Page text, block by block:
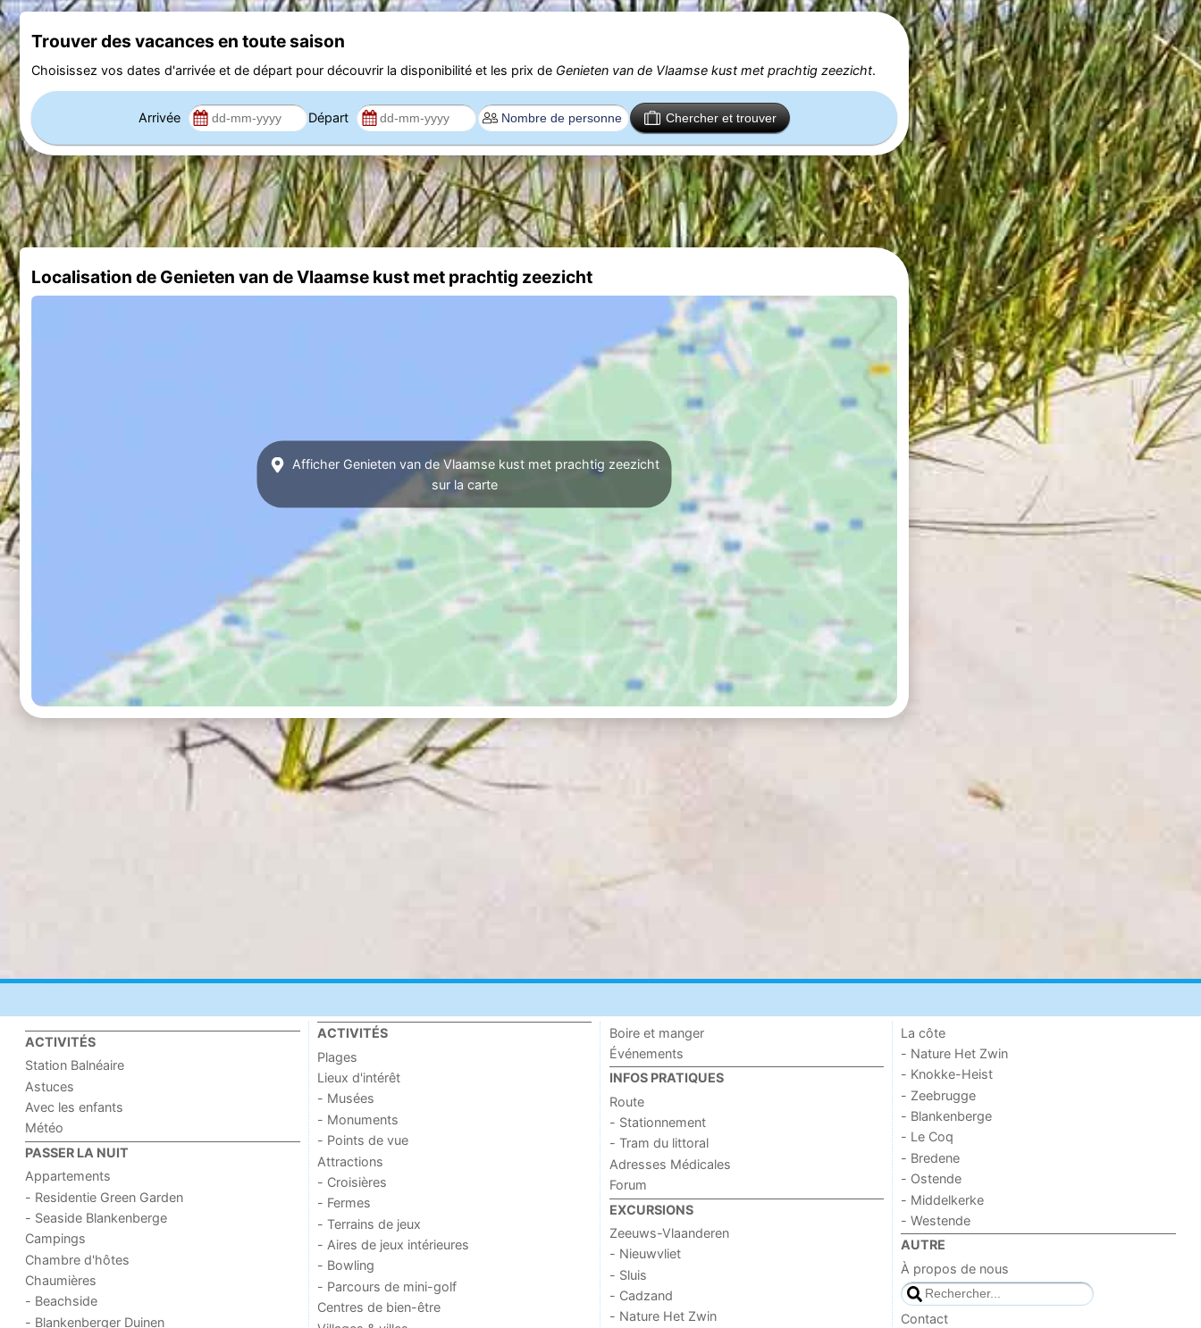
Trouver des vacances en toute saison
Choisissez vos dates d'arrivée et de départ pour découvrir la disponibilité et les prix de Genieten van de Vlaamse kust met prachtig zeezicht.
Arrivée Départ Chercher et trouver
Localisation de Genieten van de Vlaamse kust met prachtig zeezicht
Afficher Genieten van de Vlaamse kust met prachtig zeezicht
sur la carte
ACTIVITÉS
Station Balnéaire
Astuces
Avec les enfants
Météo
PASSER LA NUIT
Appartements
- Residentie Green Garden
- Seaside Blankenberge
Campings
Chambre d'hôtes
Chaumières
- Beachside
- Blankenberger Duinen
ACTIVITÉS
Plages
Lieux d'intérêt
- Musées
- Monuments
- Points de vue
Attractions
- Croisières
- Fermes
- Terrains de jeux
- Aires de jeux intérieures
- Bowling
- Parcours de mini-golf
Centres de bien-être
Boire et manger
Événements
INFOS PRATIQUES
Route
- Stationnement
- Tram du littoral
Adresses Médicales
Forum
EXCURSIONS
Zeeuws-Vlaanderen
- Nieuwvliet
- Sluis
- Cadzand
- Nature Het Zwin
La côte
- Nature Het Zwin
- Knokke-Heist
- Zeebrugge
- Blankenberge
- Le Coq
- Bredene
- Ostende
- Middelkerke
- Westende
AUTRE
À propos de nous
Contact